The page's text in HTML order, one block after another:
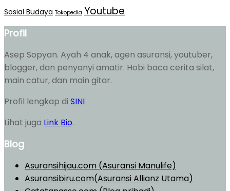
Sosial Budaya Tokopedia Youtube
Profil
Asep Sopyan. Ayah 4 anak, agen asuransi, youtuber,
blogger, dan penyanyi amatir. Hobi baca cerita silat,
main catur, dan main gitar.
Profil lengkap di SINI
Lihat juga Link Bio.
Blog
Asuransihijau.com (Asuransi Manulife)
Asuransibiru.com(Asuransi Allianz Utama)